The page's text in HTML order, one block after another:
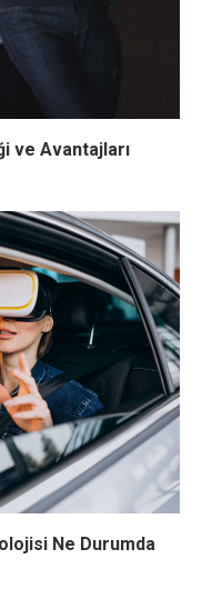
ve Avantajları
Ne Durumda